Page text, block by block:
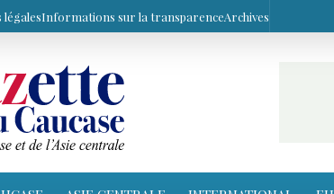
Informations sur la transparenceArchives